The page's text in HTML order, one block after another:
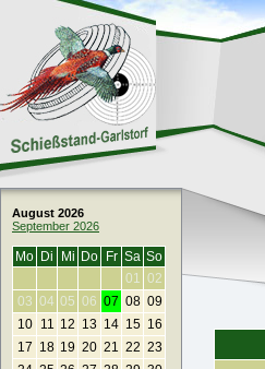
August 2026
September 2026
Mo Di Mi Do Fr Sa So
01 02
03 04 05 06 07 08 09
10
11 12 13 14 15 16
17 18 19 20 21 22 23